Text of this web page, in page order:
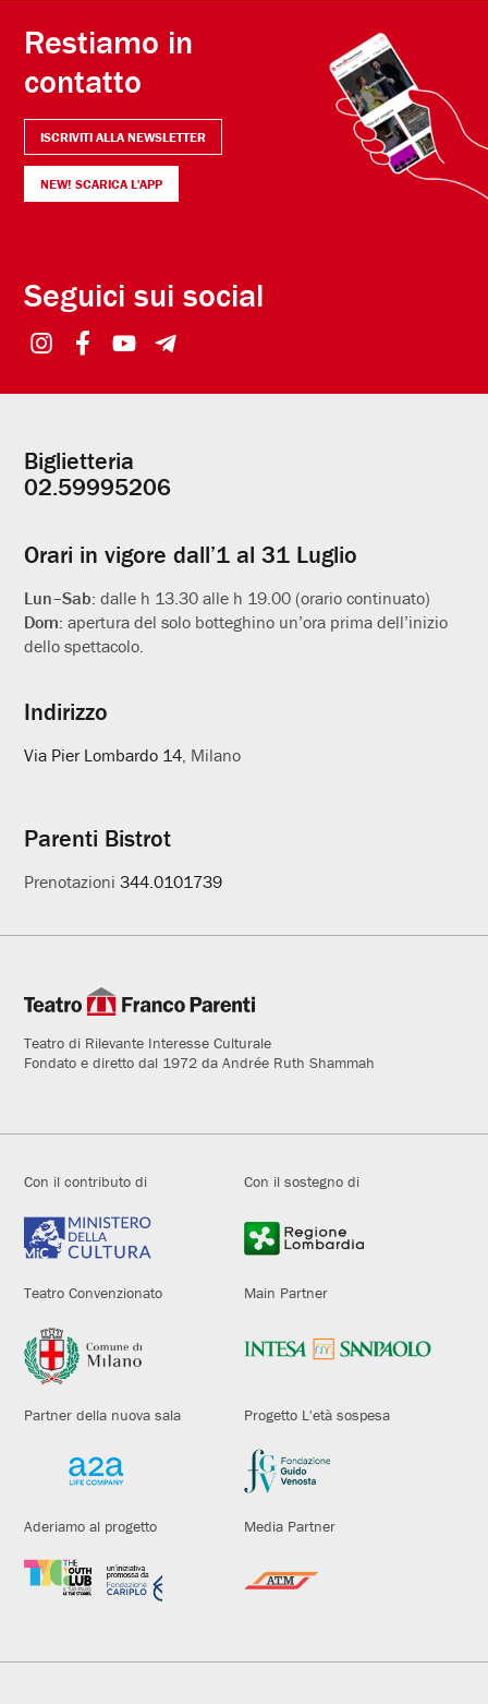
Restiamo in
contatto
ISCRIVITI ALLA NEWSLETTER
NEW! SCARICA L'APP
Seguici sui social
Informazioni
utili
Biglietteria
02.59995206
Orari in vigore dall’1 al 31 Luglio
Lun–Sab:dalle h 13.30 alle h 19.00 (orario continuato)
Dom:apertura del solo botteghino un’ora prima dell’inizio
dello spettacolo.
Indirizzo
Via Pier Lombardo 14, Milano
Parenti Bistrot
Prenotazioni344.0101739
Teatro di Rilevante Interesse Culturale
Fondato e diretto dal 1972 da Andrée Ruth Shammah
Con il contributo di Con il sostegno di
Teatro Convenzionato Main Partner
Partner della nuova sala Progetto L'età sospesa
Aderiamo al progetto Media Partner